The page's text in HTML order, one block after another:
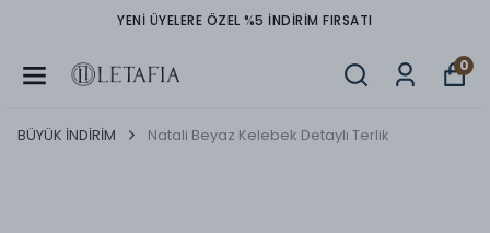
YENİ ÜYELERE ÖZEL %5 İNDİRİM FIRSATI
0
BÜYÜK İNDİRİM Natali Beyaz Kelebek Detaylı Terlik